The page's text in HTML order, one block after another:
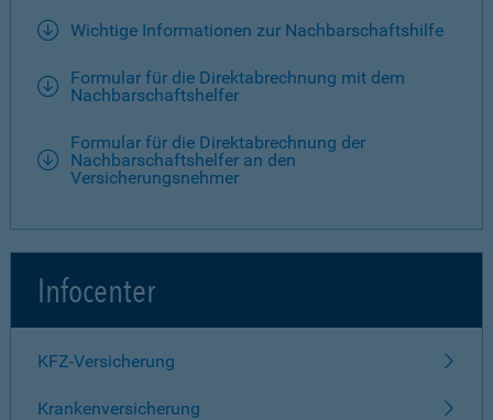
Wichtige Informationen zur Nachbarschaftshilfe
Formular für die Direktabrechnung mit dem
Nachbarschaftshelfer
Formular für die Direktabrechnung der
Nachbarschaftshelfer an den
Versicherungsnehmer
Infocenter
KFZ-Versicherung
Krankenversicherung